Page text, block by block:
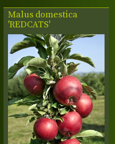
Malus domestica
'REDCATS'